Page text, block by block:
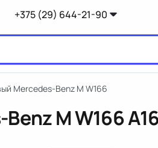
+375 (29) 644-21-90
Mercedes-Benz M W166
M W166